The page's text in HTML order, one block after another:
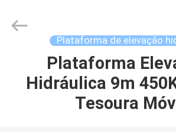
CASA
MACHINERY
Plataforma de elevação
Plataforma
Hidráulica 9m
Tesoura